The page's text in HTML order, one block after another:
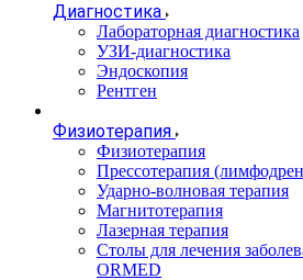
Диагностика
Лабораторная диагностика
УЗИ-диагностика
Эндоскопия
Рентген
Физиотерапия
Физиотерапия
Прессотерапия
Ударно-волновая терапия
Магнитотерапия
Лазерная терапия
Столы для лечения
ORMED